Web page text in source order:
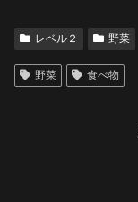
レベル２ 野菜
野菜 食べ物